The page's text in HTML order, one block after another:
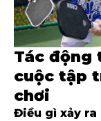
Tác động
cuộc tập
chơi
Điều gì xảy ra